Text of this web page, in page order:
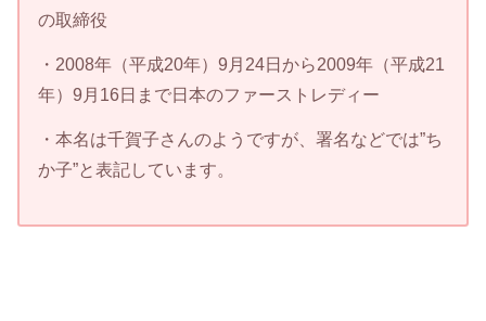
の取締役
・2008年（平成20年）9月24日から2009年（平成21
年）9月16日まで日本のファーストレディー
・本名は千賀子さんのようですが、署名などでは”ち
か子”と表記しています。